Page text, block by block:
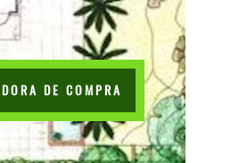
DE COMPRA